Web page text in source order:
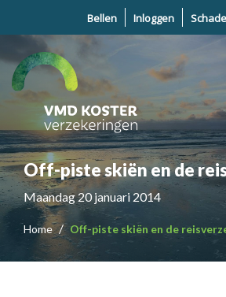
Bellen Inloggen
Off-piste skiën en de
Maandag 20 januari 2014
Home Off-piste skiën en de